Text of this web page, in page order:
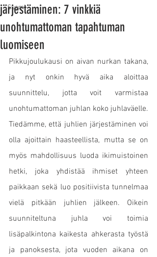
Suomi
järjestäminen: 7 vinkkiä
unohtumattoman tapahtuman
luomiseen
Pikkujoulukausi on aivan nurkan takana,
ja nyt onkin hyvä aika aloittaa
suunnittelu, jotta voit varmistaa
unohtumattoman juhlan koko juhlaväelle.
Tiedämme, että juhlien järjestäminen voi
olla ajoittain haasteellista, mutta se on
myös mahdollisuus luoda ikimuistoinen
hetki, joka yhdistää ihmiset yhteen
paikkaan sekä luo positiivista tunnelmaa
vielä pitkään juhlien jälkeen. Oikein
suunniteltuna juhla voi toimia
lisäpalkintona kaikesta ahkerasta työstä
ja panoksesta, jota vuoden aikana on